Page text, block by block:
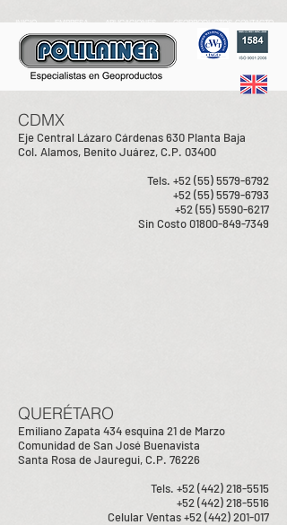
CDMX
Eje Central Lázaro Cárdenas 630 Planta Baja
Col. Alamos, Benito Juárez, C.P. 03400
Tels. +52 (55) 5579-6792
+52 (55) 5579-6793
+52 (55) 5590-6217
Sin Costo01800-849-7349
QUERÉTARO
Emiliano Zapata 434 esquina 21 de Marzo
Comunidad de San José Buenavista
Santa Rosa de Jauregui, C.P. 76226
Tels. +52 (442) 218-5515
+52 (442) 218-5516
Celular Ventas+52 (442) 201-017
INICIO EMPRESA APLICACIONES GEOPRODUCTOS CONTACTO